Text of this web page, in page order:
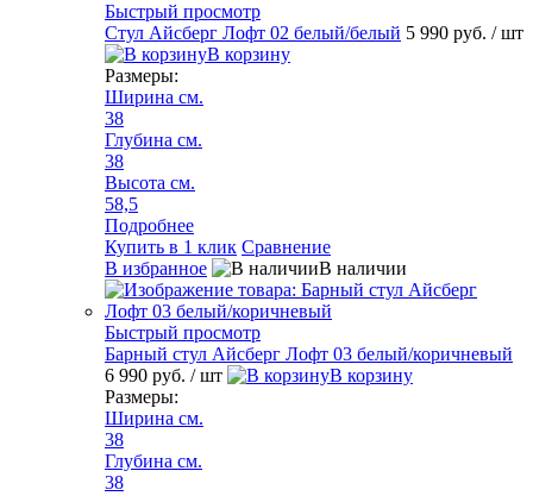
Быстрый просмотр
Стул Айсберг Лофт 02 белый/белый 5 990 руб. / шт
В корзину
Размеры:
Ширина см.
38
Глубина см.
38
Высота см.
58,5
Подробнее
Купить в 1 клик Сравнение
В избранное
В наличии
Быстрый просмотр
Барный стул Айсберг Лофт 03 белый/коричневый
6 990 руб. / шт
В корзину
Размеры:
Ширина см.
38
Глубина см.
38